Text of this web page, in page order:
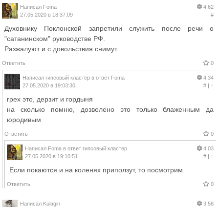
Написал Foma
27.05.2020 в 18:37:09
4.62
#
Духовнику Поклонской запретили служить после речи о
"сатанинском" руководстве РФ.
Разжалуют и с довольствия снимут.
Ответить 0
Написал гипсовый кластер в ответ Foma
27.05.2020 в 19:03:30
4.34
#| ↑
грех это, дерзит и гордыня
на сколько помню, дозволено это только блаженным да
юродивым
Ответить 0
Написал Foma в ответ гипсовый кластер
27.05.2020 в 19:10:51
4.03
#| ↑
Если покаются и на коленях приползут, то посмотрим.
Ответить 0
Написал Kulagin
3.58